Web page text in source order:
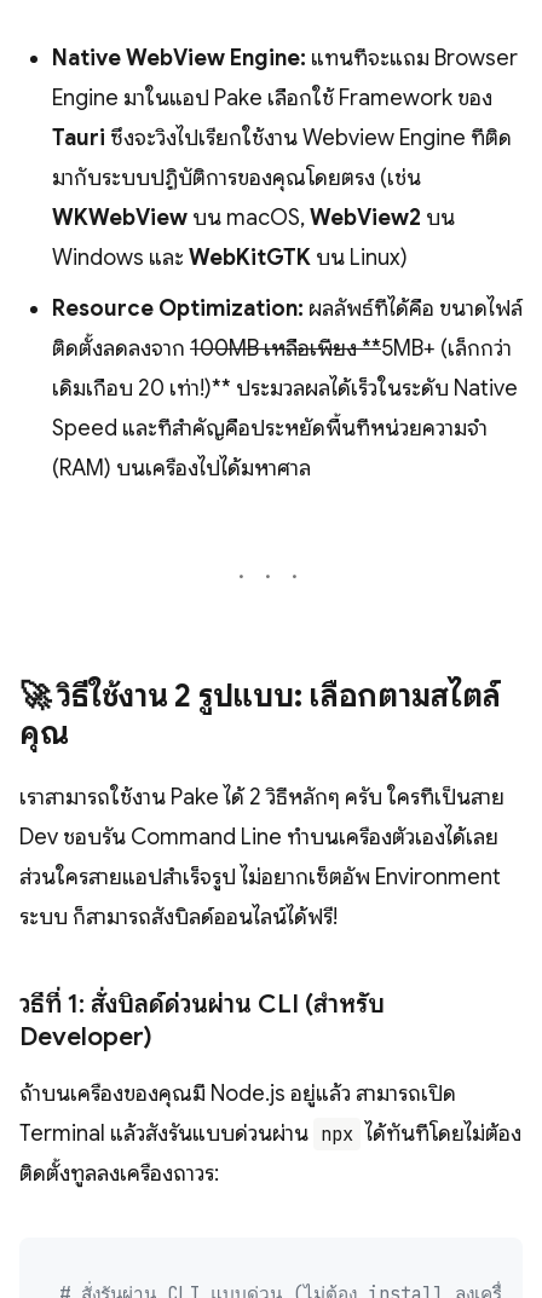
Native WebView Engine: แทนที่จะแถม Browser
Engine มาในแอป Pake เลือกใช้ Framework ของ
Tauri ซึ่งจะวิ่งไปเรียกใช้งาน Webview Engine ที่ติด
มากับระบบปฏิบัติการของคุณโดยตรง (เช่น
WKWebView บน macOS,WebView2 บน
Windows และ WebKitGTK บน Linux)
Resource Optimization: ผลลัพธ์ที่ได้คือ ขนาดไฟล์
ติดตั้งลดลงจาก 100MB เหลือเพียง **5MB+ (เล็กกว่า
เดิมเกือบ 20 เท่า!)** ประมวลผลได้เร็วในระดับ Native
Speed และที่สำคัญคือประหยัดพื้นที่หน่วยความจำ
(RAM) บนเครื่องไปได้มหาศาล
🚀 วิธีใช้งาน 2 รูปแบบ: เลือกตามสไตล์
คุณ
เราสามารถใช้งาน Pake ได้ 2 วิธีหลักๆ ครับ ใครที่เป็นสาย
Dev ชอบรัน Command Line ทำบนเครื่องตัวเองได้เลย
ส่วนใครสายแอปสำเร็จรูป ไม่อยากเซ็ตอัพ Environment
ระบบ ก็สามารถสั่งบิลด์ออนไลน์ได้ฟรี!
วิธีที่ 1: สั่งบิลด์ด่วนผ่าน CLI (สำหรับ
Developer)
ถ้าบนเครื่องของคุณมี Node.js อยู่แล้ว สามารถเปิด
Terminal แล้วสั่งรันแบบด่วนผ่าน npx ได้ทันทีโดยไม่ต้อง
ติดตั้งทูลลงเครื่องถาวร: